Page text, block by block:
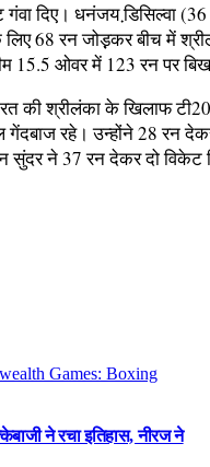
दिए। धनंजय डि़सिल्वा
68 रन जोड़़कर बीच में
15.5 ओवर में 123 रन पर
की श्रीलंका के खिलाफ
रहे। उन्होंने 28 रन
सुंदर ने 37 रन देकर दो विकेट
ने रचा इतिहास, नीरज ने